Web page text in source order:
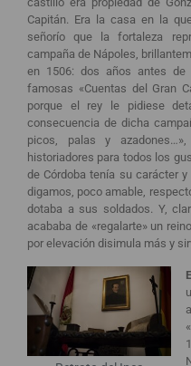
Capitán. Era la casa en la
señorío que la fortaleza
campaña de Nápoles,
en 1506: dos años antes
famosas «Cuentas del Gran
porque el rey le pidiese
consecuencia de dicha
picos, palas y
historiadores para todos los
de Córdoba tenía su carácter
digamos, poco amable,
dotaba a sus soldados. Y,
acababa de «regalarte» un
por elevación disimula más y